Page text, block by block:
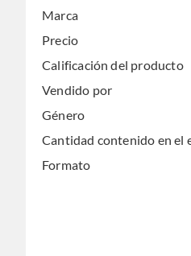
Marca
Precio
Calificación del producto
Vendido por
Género
Cantidad contenido en el
Formato